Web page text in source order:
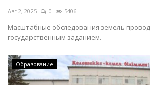
Авг 2, 2025 0 5406
Масштабные обследования земель
государственным заданием.
Образование